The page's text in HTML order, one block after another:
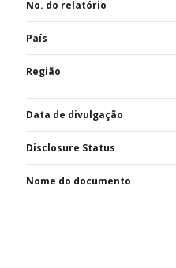
No. do relatório
País
Região
Data de divulgação
Disclosure Status
Nome do documento